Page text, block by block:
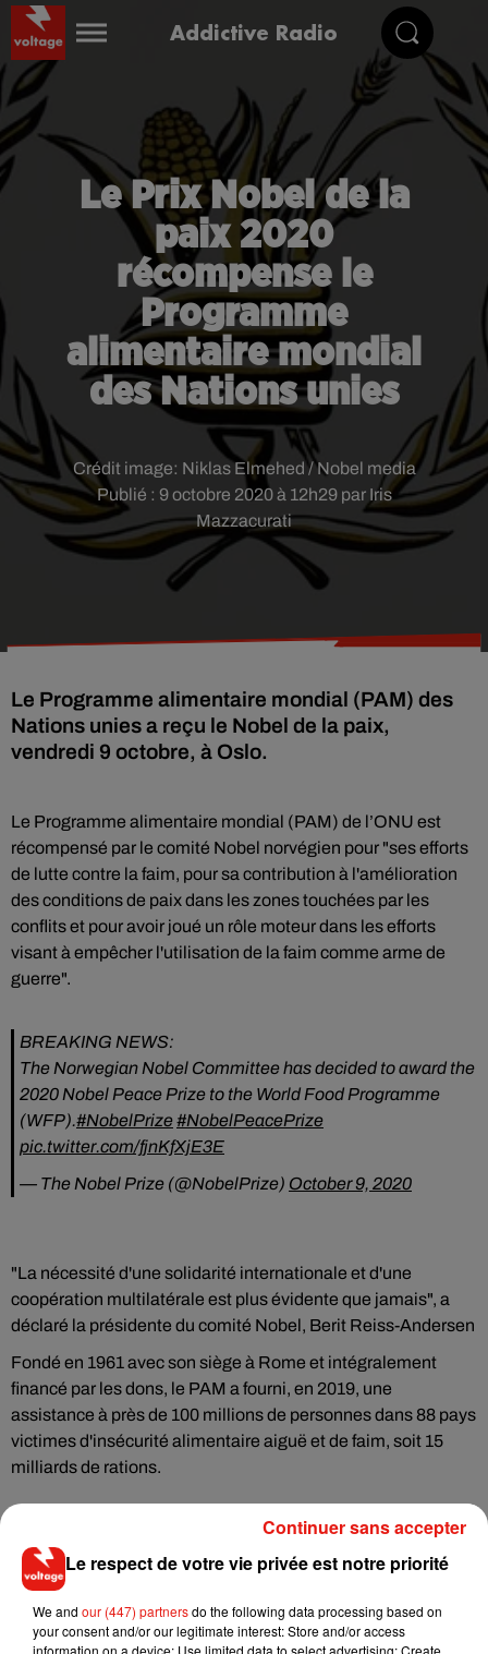
Addictive Radio
Le Prix Nobel de la
paix 2020
récompense le
Programme
alimentaire mondial
des Nations unies
Publié : 9 octobre 2020 à 12h29 par Iris
Mazzacurati
Crédit image: Niklas Elmehed / Nobel media
Le Programme alimentaire mondial (PAM) des
Nations unies a reçu le Nobel de la paix,
vendredi 9 octobre, à Oslo.
Le Programme alimentaire mondial (PAM) de l’ONU est
récompensé par le comité Nobel norvégien pour "ses efforts
de lutte contre la faim, pour sa contribution à l'amélioration
des conditions de paix dans les zones touchées par les
conflits et pour avoir joué un rôle moteur dans les efforts
visant à empêcher l'utilisation de la faim comme arme de
guerre".
BREAKING NEWS:
The Norwegian Nobel Committee has decided to award the
2020 Nobel Peace Prize to the World Food Programme
(WFP).#NobelPrize#NobelPeacePrize
pic.twitter.com/fjnKfXjE3E
— The Nobel Prize (@NobelPrize) October 9, 2020
"La nécessité d'une solidarité internationale et d'une
coopération multilatérale est plus évidente que jamais", a
déclaré la présidente du comité Nobel, Berit Reiss-Andersen
Fondé en 1961 avec son siège à Rome et intégralement
financé par les dons, le PAM a fourni, en 2019, une
assistance à près de 100 millions de personnes dans 88 pays
victimes d'insécurité alimentaire aiguë et de faim, soit 15
milliards de rations.
"En 2019, 135 millions de personnes ont souffert de la faim,
le nombre le plus élevé depuis de nombreuses années.
Cette augmentation a été causée en majeure partie par la
également contribué à la forte augmentation du nombre de
victimes de la faim dans le monde, selon le comité Nobel
Le respect de votre vie privée est notre priorité
We and our (447) partnersdo the following data processing based on
your consent and/or our legitimate interest: Store and/or access
information on a device; Use limited data to select advertising; Create
Continuer sans accepter